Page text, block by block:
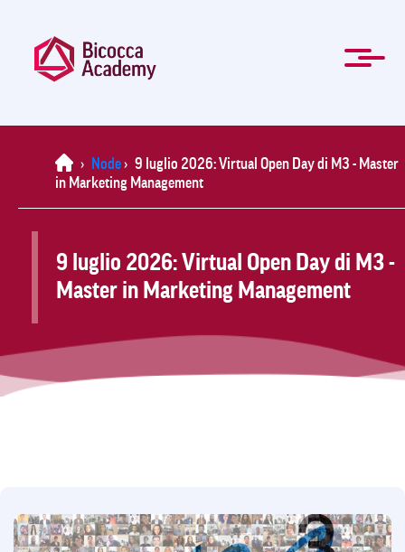
Home
About Us
Mission
Governing Bodies
Students forms
Contacts
Masters and Specialization Courses
Management and Professional training
News
FAQ
For Companies
ITA
Home
› Node› 9 luglio 2026: Virtual Open Day di M3 - Master
in Marketing Management
9 luglio 2026: Virtual Open Day di M3 -
Master in Marketing Management